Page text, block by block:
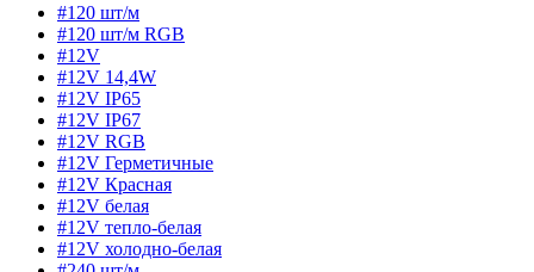
#120 шт/м
#120 шт/м RGB
#12V
#12V 14,4W
#12V IP65
#12V IP67
#12V RGB
#12V Герметичные
#12V Красная
#12V белая
#12V тепло-белая
#12V холодно-белая